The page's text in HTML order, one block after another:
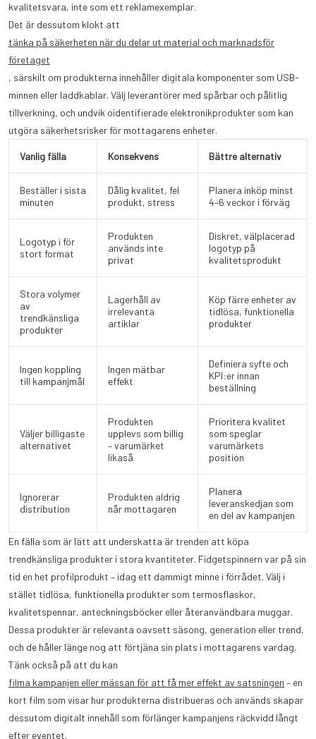
kvalitetsvara, inte som ett reklamexemplar.
Det är dessutom klokt att
tänka på säkerheten när du delar ut material och marknadsför
företaget
, särskilt om produkterna innehåller digitala komponenter som USB-
minnen eller laddkablar. Välj leverantörer med spårbar och pålitlig
tillverkning, och undvik oidentifierade elektronikprodukter som kan
utgöra säkerhetsrisker för mottagarens enheter.
Vanlig fälla Konsekvens Bättre alternativ
Beställer i sista
minuten
Dålig kvalitet, fel
produkt, stress
Planera inköp minst
4–6 veckor i förväg
Logotyp i för
stort format
Produkten
används inte
privat
Diskret, välplacerad
logotyp på
kvalitetsprodukt
Stora volymer
av
trendkänsliga
produkter
Lagerhåll av
irrelevanta
artiklar
Köp färre enheter av
tidlösa, funktionella
produkter
Ingen koppling
till kampanjmål
Ingen mätbar
effekt
Definiera syfte och
KPI:er innan
beställning
Väljer billigaste
alternativet
Produkten
upplevs som billig
– varumärket
likaså
Prioritera kvalitet
som speglar
varumärkets
position
Ignorerar
distribution
Produkten aldrig
når mottagaren
Planera
leveranskedjan som
en del av kampanjen
En fälla som är lätt att underskatta är trenden att köpa
trendkänsliga produkter i stora kvantiteter. Fidgetspinnern var på sin
tid en het profilprodukt – idag ett dammigt minne i förrådet. Välj i
stället tidlösa, funktionella produkter som termosflaskor,
kvalitetspennar, anteckningsböcker eller återanvändbara muggar.
Dessa produkter är relevanta oavsett säsong, generation eller trend,
och de håller länge nog att förtjäna sin plats i mottagarens vardag.
Tänk också på att du kan
filma kampanjen eller mässan för att få mer effekt av satsningen – en
kort film som visar hur produkterna distribueras och används skapar
dessutom digitalt innehåll som förlänger kampanjens räckvidd långt
efter eventet.